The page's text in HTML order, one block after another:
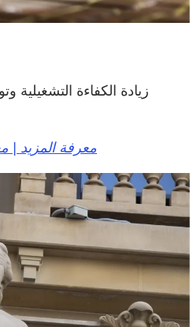
زيادة الكفاءة التشغيلية
معرفة المزيد |